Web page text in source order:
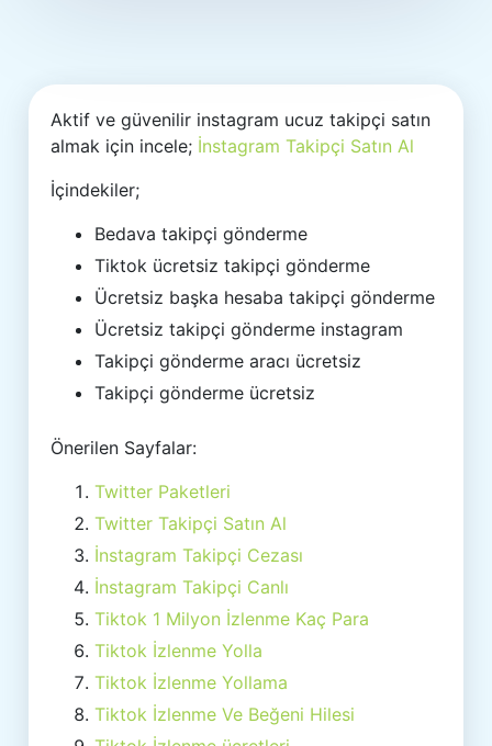
Aktif ve güvenilir instagram ucuz takipçi satın
almak için incele; İnstagram Takipçi Satın Al
İçindekiler;
Bedava takipçi gönderme
Tiktok ücretsiz takipçi gönderme
Ücretsiz başka hesaba takipçi gönderme
Ücretsiz takipçi gönderme instagram
Takipçi gönderme aracı ücretsiz
Takipçi gönderme ücretsiz
Önerilen Sayfalar:
Twitter Paketleri
Twitter Takipçi Satın Al
İnstagram Takipçi Cezası
İnstagram Takipçi Canlı
Tiktok 1 Milyon İzlenme Kaç Para
Tiktok İzlenme Yolla
Tiktok İzlenme Yollama
Tiktok İzlenme Ve Beğeni Hilesi